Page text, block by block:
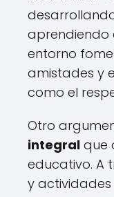
aprendiendo
entorno
amistades y
como el
Otro
integral que
educativo. A
y actividades